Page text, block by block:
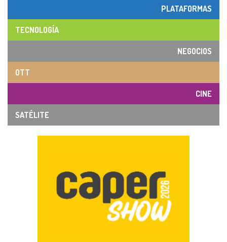
PLATAFORMAS
TECNOLOGÍA
NEGOCIOS
OTT
CINE
SATÉLITE